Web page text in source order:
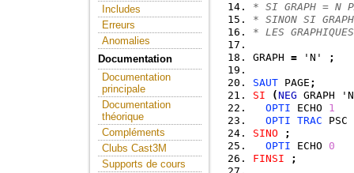
Includes
Erreurs
Anomalies
Documentation
Documentation
principale
Documentation
théorique
Compléments
Clubs Cast3M
Supports de cours
* SI GRAPH = N
* SINON SI
* LES
GRAPH = 'N' ;
SAUT PAGE ;
SI
(NEG GRAPH
OPTI ECHO 1
OPTI TRAC
SINO
;
OPTI ECHO 0
FINSI
;